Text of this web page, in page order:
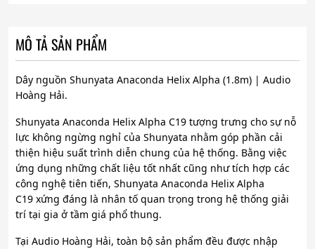
MÔ TẢ SẢN PHẨM
Dây nguồn Shunyata Anaconda Helix Alpha (1.8m) | Audio
Hoàng Hải.
Shunyata Anaconda Helix Alpha C19 tượng trưng cho sự nỗ
lực không ngừng nghỉ của Shunyata nhằm góp phần cải
thiện hiệu suất trình diễn chung của hệ thống. Bằng việc
ứng dụng những chất liệu tốt nhất cũng như tích hợp các
công nghệ tiên tiến, Shunyata Anaconda Helix Alpha
C19 xứng đáng là nhân tố quan trọng trong hệ thống giải
trí tại gia ở tầm giá phổ thung.
Tại Audio Hoàng Hải, toàn bộ sản phẩm đều được nhập